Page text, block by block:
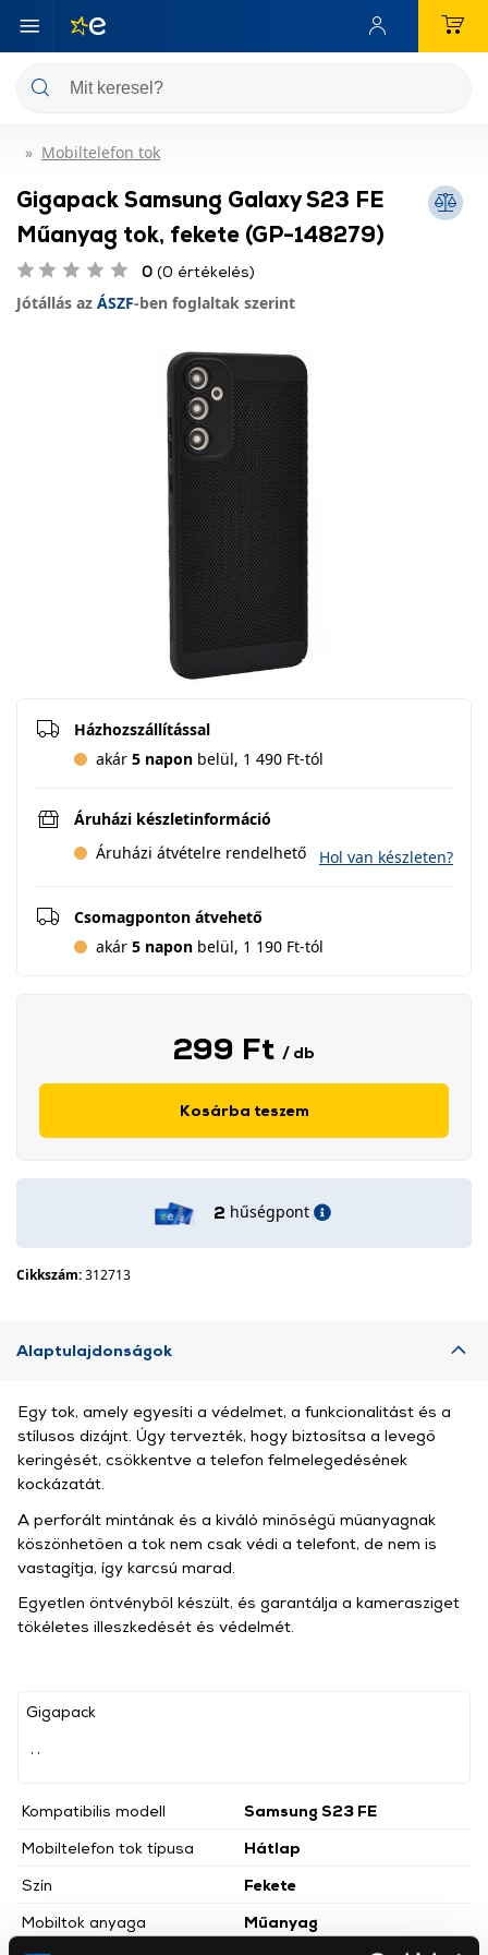
Mobiltelefon tok
Gigapack Samsung Galaxy S23 FE
Műanyag tok, fekete (GP-148279)
0 (0 értékelés)
Jótállás az ÁSZF-ben foglaltak szerint
Házhozszállítással
akár 5 napon belül, 1 490 Ft-tól
Áruházi készletinformáció
Áruházi átvételre rendelhető
Hol van készleten?
Csomagponton átvehető
akár 5 napon belül, 1 190 Ft-tól
299 Ft / db
Kosárba teszem
2 hűségpont
Cikkszám:312713
Alaptulajdonságok
Gigapack
Kompatibilis modell
Samsung S23 FE
Mobiltelefon tok típusa
Hátlap
Szín
Fekete
Mobiltok anyaga
Műanyag
Egy tok, amely egyesíti a védelmet, a funkcionalitást és a
stílusos dizájnt. Úgy tervezték, hogy biztosítsa a levegő
keringését, csökkentve a telefon felmelegedésének
kockázatát.
A perforált mintának és a kiváló minőségű műanyagnak
köszönhetően a tok nem csak védi a telefont, de nem is
vastagítja, így karcsú marad.
Egyetlen öntvényből készült, és garantálja a kamerasziget
tökéletes illeszkedését és védelmét.